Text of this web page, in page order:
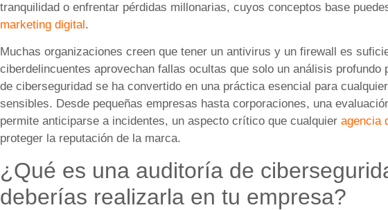
tranquilidad o enfrentar pérdidas millonarias, cuyos conceptos base
marketing digital.
Muchas organizaciones creen que tener un antivirus y un firewall es
ciberdelincuentes aprovechan fallas ocultas que solo un análisis profundo
de ciberseguridad se ha convertido en una práctica esencial para
sensibles. Desde pequeñas empresas hasta corporaciones, una
permite anticiparse a incidentes, un aspecto crítico que cualquier agencia
proteger la reputación de la marca.
¿Qué es una auditoría de
deberías realizarla en tu empresa?